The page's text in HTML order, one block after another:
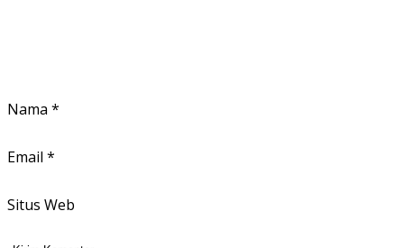
Nama *
Email *
Situs Web